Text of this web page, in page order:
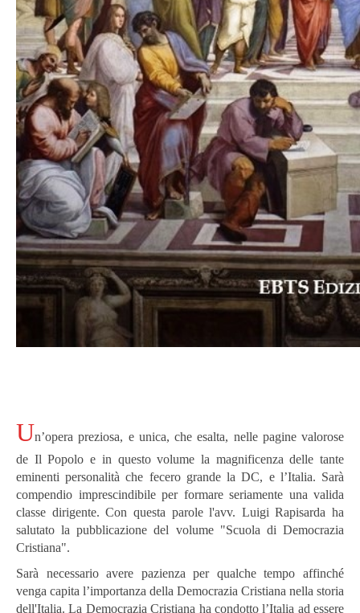
Un’opera preziosa, e unica, che esalta, nelle pagine valorose
de Il Popolo e in questo volume la magnificenza delle tante
eminenti personalità che fecero grande la DC, e l’Italia. Sarà
compendio imprescindibile per formare seriamente una valida
classe dirigente. Con questa parole l'avv. Luigi Rapisarda ha
salutato la pubblicazione del volume "Scuola di Democrazia
Cristiana".
Sarà necessario avere pazienza per qualche tempo affinché
venga capita l’importanza della Democrazia Cristiana nella storia
dell'Italia. La Democrazia Cristiana ha condotto l’Italia ad essere